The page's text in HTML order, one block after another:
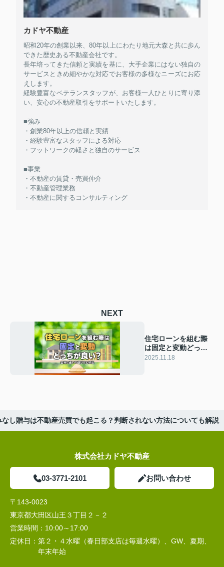
カドヤ不動産
昭和20年の創業以来、80年以上にわたり地元大森と共に歩ん
できた歴史ある不動産会社です。
長年培ってきた信頼と実績を基に、大手企業にはない独自の
サービスときめ細やかな対応でお客様の多様なニーズにお応
えします。
経験豊富なベテランスタッフが、お客様一人ひとりに寄り添
い、安心の不動産取引をサポートいたします。
■強み
・創業80年以上の信頼と実績
・経験豊富なスタッフによる対応
・フットワークの軽さと独自のサービス
■事業
・不動産の賃貸・売買仲介
・不動産管理業務
・不動産に関するコンサルティング
NEXT
住宅ローンを組む際
は固定と変動どっち
が良い？金利の違い
2025.11.18
なし贈与は不動産売買でも起こる？判断されない方法についても解説
株式会社カドヤ不動産
03-3771-2101 お問い合わせ
〒143-0023
東京都大田区山王３丁目２－２
営業時間： 10:00～17:00
定休日： 第２・４水曜（春日部支店は毎週水曜）、GW、夏期、
年末年始